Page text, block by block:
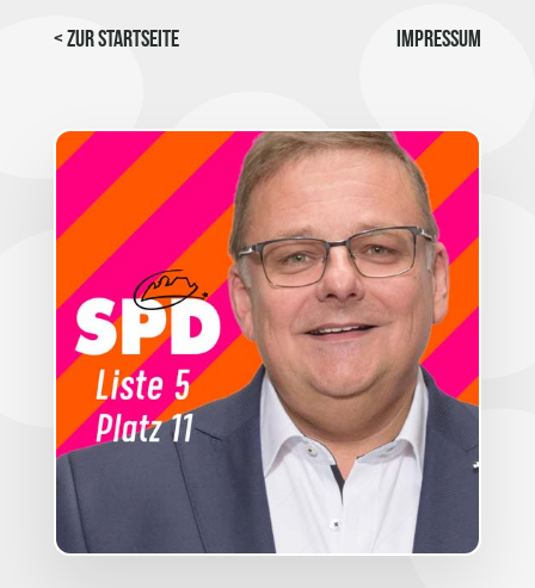
< Zur Startseite Impressum